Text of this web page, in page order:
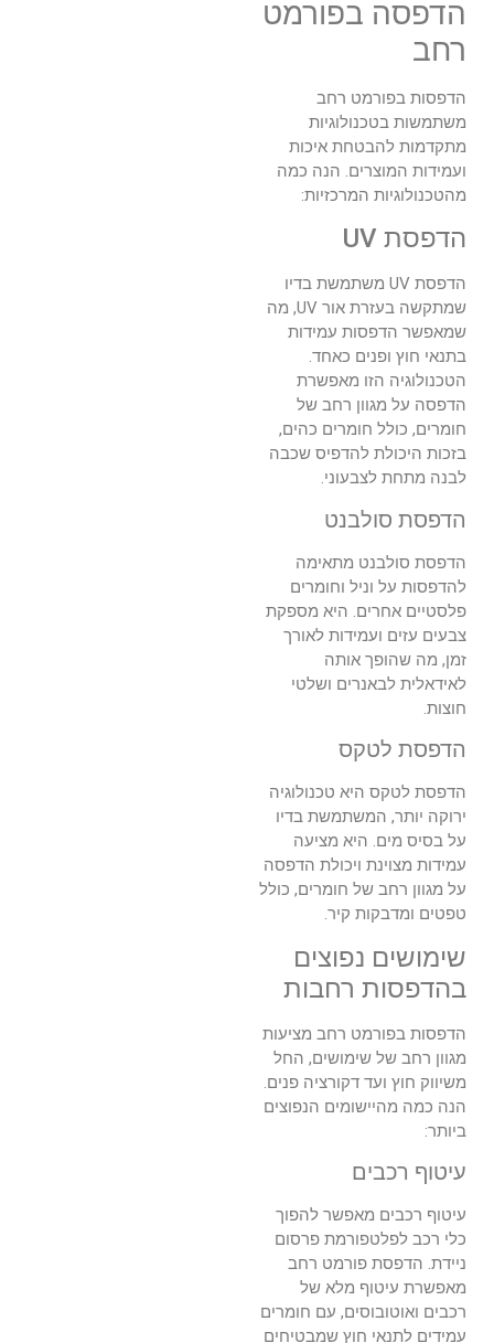
הדפסה בפורמט
רחב
הדפסות בפורמט רחב
משתמשות בטכנולוגיות
מתקדמות להבטחת איכות
ועמידות המוצרים. הנה כמה
מהטכנולוגיות המרכזיות:
הדפסת UV
הדפסת UV משתמשת בדיו
שמתקשה בעזרת אור UV, מה
שמאפשר הדפסות עמידות
בתנאי חוץ ופנים כאחד.
הטכנולוגיה הזו מאפשרת
הדפסה על מגוון רחב של
חומרים, כולל חומרים כהים,
בזכות היכולת להדפיס שכבה
לבנה מתחת לצבעוני.
הדפסת סולבנט
הדפסת סולבנט מתאימה
להדפסות על וניל וחומרים
פלסטיים אחרים. היא מספקת
צבעים עזים ועמידות לאורך
זמן, מה שהופך אותה
לאידאלית לבאנרים ושלטי
חוצות.
הדפסת לטקס
הדפסת לטקס היא טכנולוגיה
ירוקה יותר, המשתמשת בדיו
על בסיס מים. היא מציעה
עמידות מצוינת ויכולת הדפסה
על מגוון רחב של חומרים, כולל
טפטים ומדבקות קיר.
שימושים נפוצים
בהדפסות רחבות
הדפסות בפורמט רחב מציעות
מגוון רחב של שימושים, החל
משיווק חוץ ועד דקורציה פנים.
הנה כמה מהיישומים הנפוצים
ביותר:
עיטוף רכבים
עיטוף רכבים מאפשר להפוך
כלי רכב לפלטפורמת פרסום
ניידת. הדפסת פורמט רחב
מאפשרת עיטוף מלא של
רכבים ואוטובוסים, עם חומרים
עמידים לתנאי חוץ שמבטיחים